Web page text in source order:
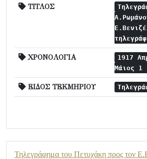
ΤΙΤΛΟΣ
ΧΡΟΝΟΛΟΓΙΑ
1917
Μάιος 1
ΕΙΔΟΣ ΤΕΚΜΗΡΙΟΥ
Τηλεγράφημα του Πετυχάκη προς τον